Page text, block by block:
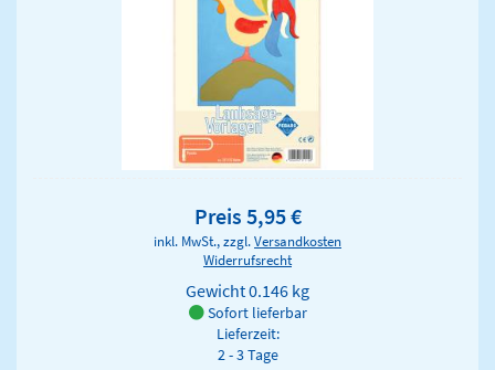
Preis 5,95 €
inkl. MwSt., zzgl.Versandkosten
Widerrufsrecht
Gewicht0.146 kg
Sofort lieferbar
Lieferzeit:
2 - 3 Tage